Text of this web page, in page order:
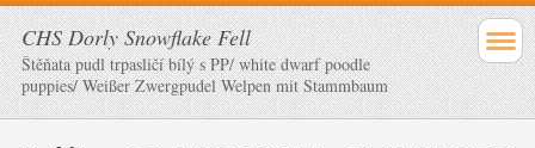
CHS Dorly Snowflake Fell
Štěňata pudl trpasličí bílý s PP/ white dwarf poodle
puppies/ Weißer Zwergpudel Welpen mit Stammbaum